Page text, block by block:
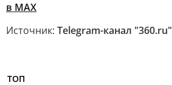
в MAX
Источник: Telegram-канал "360.ru"
ТОП